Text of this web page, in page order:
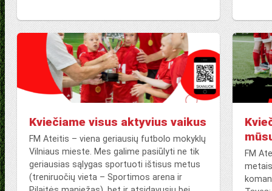
Kviečiame visus aktyvius vaikus
FM Ateitis – viena geriausių futbolo mokyklų
Vilniaus mieste. Mes galime pasiūlyti ne tik
geriausias sąlygas sportuoti ištisus metus
(treniruočių vieta – Sportimos arena ir
FM